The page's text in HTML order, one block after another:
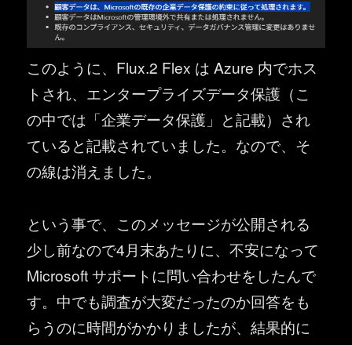
このように、Flux.2 Flex は Azure 内でホス
トされ、エンタープライズデータ保護（こ
の中では「企業データ保護」と記載）され
ていると記載されていました。なので、そ
の線は消えました。
という事で、このメッセージが公開される
少し前なので4月末あたりに、不安になって
Microsoft サポートに問い合わせをしたんで
す。中でも調査が大変だったのか回答をも
らうのに時間がかかりましたが、結果的に